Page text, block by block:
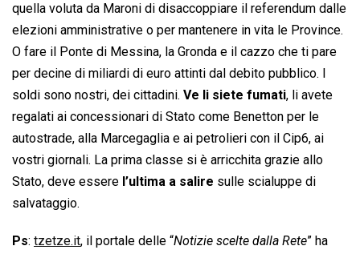
quella voluta da Maroni di disaccoppiare il referendum dalle
elezioni amministrative o per mantenere in vita le Province.
O fare il Ponte di Messina, la Gronda e il cazzo che ti pare
per decine di miliardi di euro attinti dal debito pubblico. I
soldi sono nostri, dei cittadini. Ve li siete fumati, li avete
regalati ai concessionari di Stato come Benetton per le
autostrade, alla Marcegaglia e ai petrolieri con il Cip6, ai
vostri giornali. La prima classe si è arricchita grazie allo
Stato, deve essere l’ultima a salire sulle scialuppe di
salvataggio.
Ps: tzetze.it, il portale delle “Notizie scelte dalla Rete” ha